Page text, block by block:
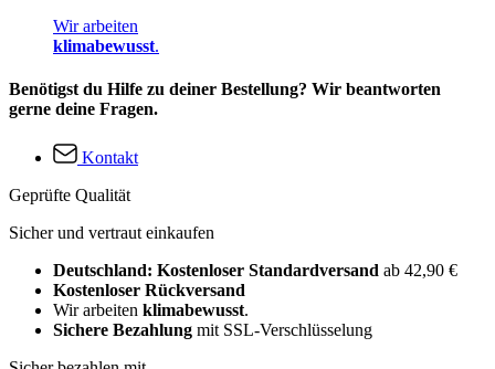
Wir arbeiten
klimabewusst.
Benötigst du Hilfe zu deiner Bestellung? Wir beantworten
gerne deine Fragen.
Kontakt
Geprüfte Qualität
Sicher und vertraut einkaufen
Deutschland: Kostenloser Standardversand ab 42,90 €
Kostenloser Rückversand
Wir arbeiten klimabewusst.
Sichere Bezahlung mit SSL-Verschlüsselung